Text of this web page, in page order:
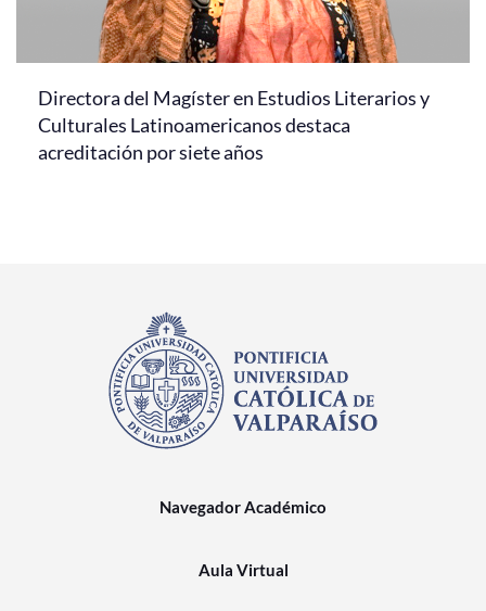
Directora del Magíster en Estudios Literarios y
Culturales Latinoamericanos destaca
acreditación por siete años
Navegador Académico
Aula Virtual